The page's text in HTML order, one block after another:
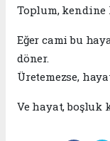
Toplum, kendine
Eğer cami bu
döner.
Üretemezse,
Ve hayat, boşluk